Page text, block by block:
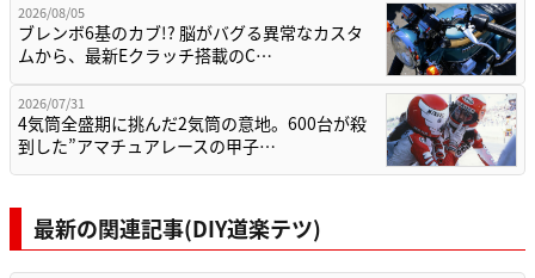
2026/08/05
ブレンボ6基のカブ!? 脳がバグる異常なカスタ
ムから、最新Eクラッチ搭載のC…
2026/07/31
4気筒全盛期に挑んだ2気筒の意地。600台が殺
到した”アマチュアレースの甲子…
最新の関連記事(DIY道楽テツ)